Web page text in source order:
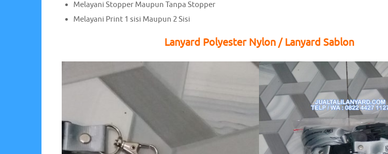
Melayani Stopper Maupun Tanpa Stopper
Melayani Print 1 sisi Maupun 2 Sisi
Lanyard Polyester Nylon / Lanyard Sablon